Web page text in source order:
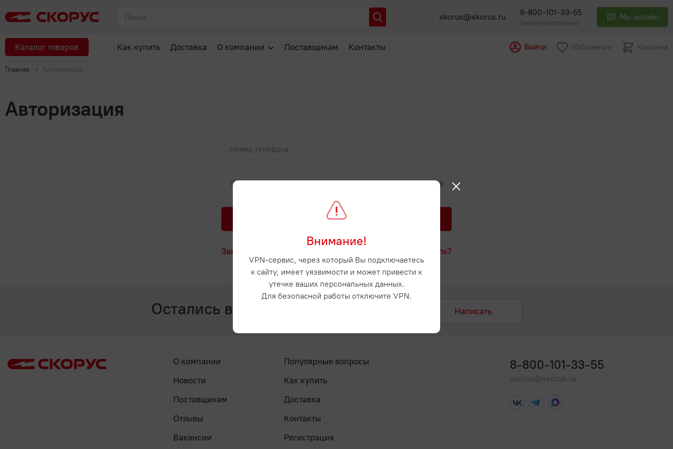
skorus@skorus.ru 8-800-101-33-55
Звонок бесплатный
Мы онлайн
Каталог товаров Как купить Доставка О компании Поставщикам Контакты Войти Избранное Корзина
Главная
Авторизация
Войти
Заявка на регистрацию Забыли пароль?
Остались вопросы? Напишите нам Написать
О компании
Новости
Поставщикам
Отзывы
Вакансии
Популярные вопросы
Как купить
Доставка
Контакты
Регистрация
8-800-101-33-55
skorus@skorus.ru
Внимание!
VPN-сервис, через который Вы подключаетесь
к сайту, имеет уязвимости и может привести к
утечке ваших персональных данных.
Для безопасной работы отключите VPN.